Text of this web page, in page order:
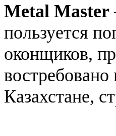
Metal Master
пользуется
оконщиков,
Казахстане,